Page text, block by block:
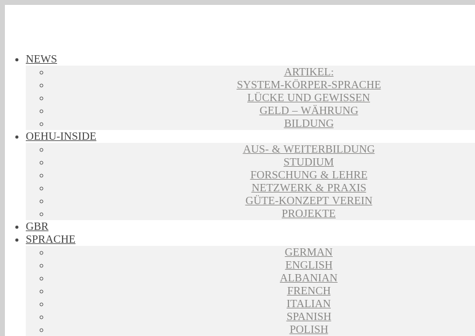
NEWS
ARTIKEL:
SYSTEM-KÖRPER-SPRACHE
LÜCKE UND GEWISSEN
GELD – WÄHRUNG
BILDUNG
OEHU-INSIDE
AUS- & WEITERBILDUNG
STUDIUM
FORSCHUNG & LEHRE
NETZWERK & PRAXIS
GÜTE-KONZEPT VEREIN
PROJEKTE
GBR
SPRACHE
GERMAN
ENGLISH
ALBANIAN
FRENCH
ITALIAN
SPANISH
POLISH